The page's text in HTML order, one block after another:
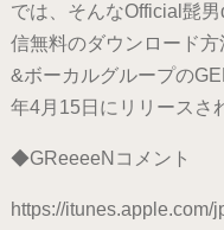
では、そんなOfficial髭
信無料のダウンロード
&ボーカルグループの
年4月15日にリリースさ
◆GReeeeNコメント
https://